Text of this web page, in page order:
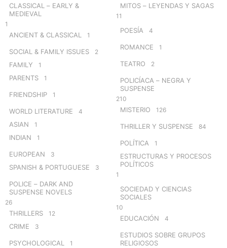
CLASSICAL – EARLY &
MEDIEVAL
1
ANCIENT & CLASSICAL 1
SOCIAL & FAMILY ISSUES 2
FAMILY 1
PARENTS 1
FRIENDSHIP 1
WORLD LITERATURE 4
ASIAN 1
INDIAN 1
EUROPEAN 3
SPANISH & PORTUGUESE 3
POLICE – DARK AND
SUSPENSE NOVELS
26
THRILLERS 12
CRIME 3
PSYCHOLOGICAL 1
MITOS – LEYENDAS Y SAGAS
11
POESÍA 4
ROMANCE 1
TEATRO 2
POLICÍACA – NEGRA Y
SUSPENSE
210
MISTERIO 126
THRILLER Y SUSPENSE 84
POLÍTICA 1
ESTRUCTURAS Y PROCESOS
POLÍTICOS
1
SOCIEDAD Y CIENCIAS
SOCIALES
10
EDUCACIÓN 4
ESTUDIOS SOBRE GRUPOS
RELIGIOSOS